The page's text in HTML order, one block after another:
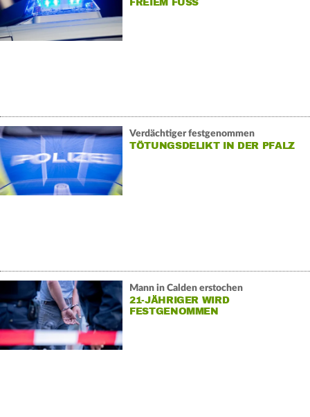
Verdächtiger festgenommen
TÖTUNGSDELIKT IN DER PFALZ
Mann in Calden erstochen
21-JÄHRIGER WIRD
FESTGENOMMEN